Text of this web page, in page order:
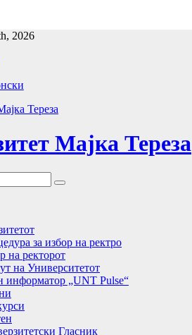
2026
Мајка Тереза
за избор на ректро
на ректорот
на Университетот
информатор „UNT Pulse“
Гласник